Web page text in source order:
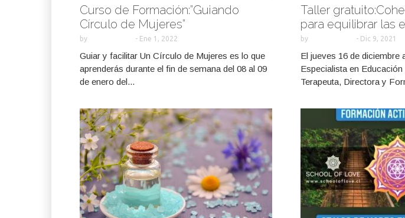
Curso de Formación:”Guiando
Círculo de Mujeres”
by - Ene 1, 2022
Guiar y facilitar Un Círculo de Mujeres es lo que
aprenderás durante el fin de semana del 08 al 09
de enero del...
Taller
para equilibrar las
by - Dic 9, 2021
El jueves 16 de diciembre
Especialista en
Terapeuta, Directora y